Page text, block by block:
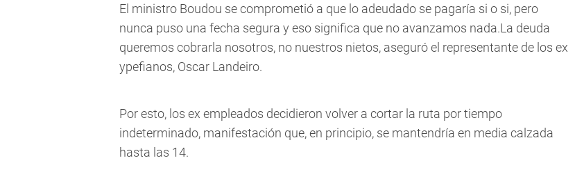
El ministro Boudou se comprometió a que lo adeudado se pagaría si o si, pero
nunca puso una fecha segura y eso significa que no avanzamos nada.La deuda
queremos cobrarla nosotros, no nuestros nietos, aseguró el representante de los ex
ypefianos, Oscar Landeiro.
Por esto, los ex empleados decidieron volver a cortar la ruta por tiempo
indeterminado, manifestación que, en principio, se mantendría en media calzada
hasta las 14.